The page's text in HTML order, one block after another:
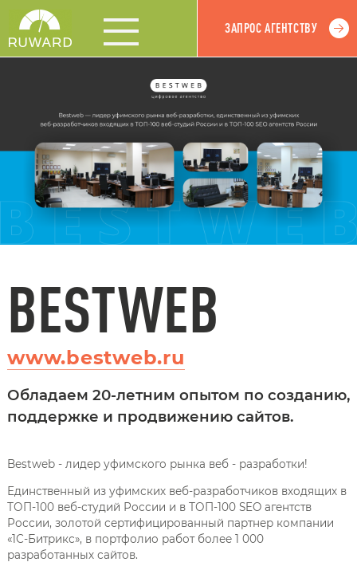
ЗАПРОС АГЕНТСТВУ
BESTWEB
www.bestweb.ru
Обладаем 20-летним опытом по созданию,
поддержке и продвижению сайтов.
Bestweb - лидер уфимского рынка веб - разработки!
Единственный из уфимских веб-разработчиков входящих в
ТОП-100 веб-студий России и в ТОП-100 SEO агентств
России, золотой сертифицированный партнер компании
«1С-Битрикс», в портфолио работ более 1 000
разработанных сайтов.